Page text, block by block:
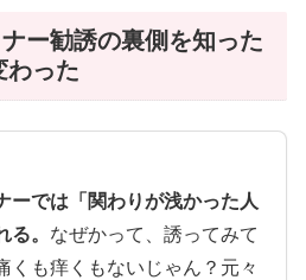
ー勧誘の裏側を知った
わった
ーでは「関わりが浅かった人
。 なぜかって、誘ってみて
くも痒くもないじゃん？元々